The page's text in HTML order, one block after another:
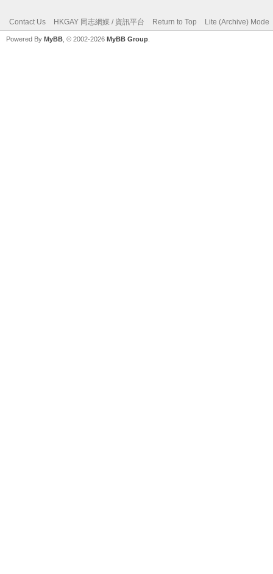
Contact Us HKGAY 同志網媒 / 資訊平台 Return to Top Lite (Archive) Mode
Powered By MyBB , © 2002-2026 MyBB Group